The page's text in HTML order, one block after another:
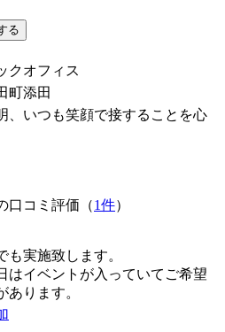
クオフィス
町添田
、いつも笑顔で接することを心
口コミ評価（1件）
も実施致します。
はイベントが入っていてご希望
あります。